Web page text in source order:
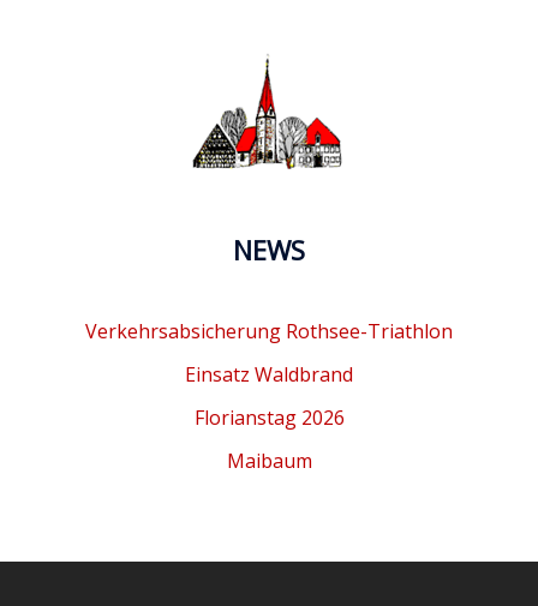
NEWS
Verkehrsabsicherung Rothsee-Triathlon
Einsatz Waldbrand
Florianstag 2026
Maibaum